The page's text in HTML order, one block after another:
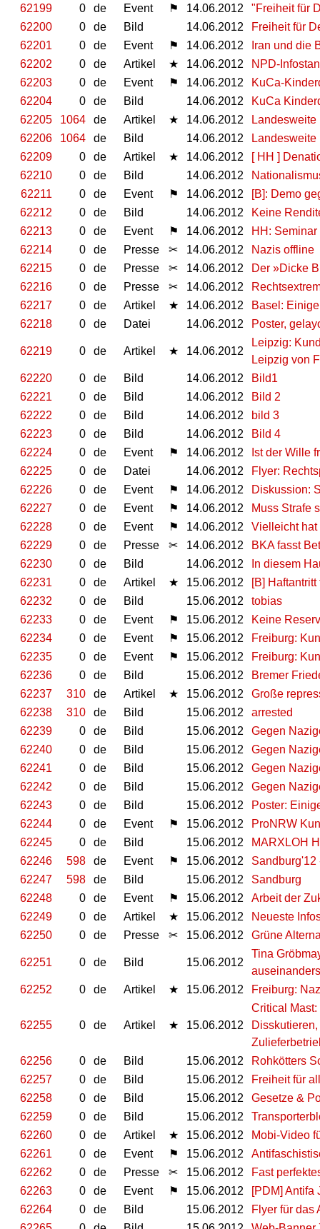
62199
0 de Event ⚑ 14.06.2012
"Freiheit für
62200
0 de Bild 14.06.2012
Freiheit für
62201
0 de Event ⚑ 14.06.2012
Iran und die
62202
0 de Artikel ★ 14.06.2012
NPD-
62203
0 de Event ⚑ 14.06.2012
KuCa-
62204
0 de Bild 14.06.2012
KuCa
62205
1064 de Artikel ★ 14.06.2012
62206
1064 de Bild 14.06.2012
62209
0 de Artikel ★ 14.06.2012
[ HH ]
62210
0 de Bild 14.06.2012
62211
0 de Event ⚑ 14.06.2012
[B]: Demo
62212
0 de Bild 14.06.2012
Keine
62213
0 de Event ⚑ 14.06.2012
HH:
62214
0 de Presse ✂ 14.06.2012
Nazis offline
62215
0 de Presse ✂ 14.06.2012
Der »Dicke
62216
0 de Presse ✂ 14.06.2012
62217
0 de Artikel ★ 14.06.2012
Basel:
62218
0 de Datei 14.06.2012 Poster,
62219 0 de Artikel ★ 14.06.2012
Leipzig:
Leipzig von
62220
0 de Bild 14.06.2012
Bild1
62221
0 de Bild 14.06.2012
Bild 2
62222
0 de Bild 14.06.2012
bild 3
62223
0 de Bild 14.06.2012
Bild 4
62224
0 de Event ⚑ 14.06.2012
Ist der Wille
62225
0 de Datei 14.06.2012
Flyer:
62226
0 de Event ⚑ 14.06.2012
Diskussion:
62227
0 de Event ⚑ 14.06.2012
Muss Strafe
62228
0 de Event ⚑ 14.06.2012
Vielleicht hat
62229
0 de Presse ✂ 14.06.2012
BKA fasst
62230
0 de Bild 14.06.2012
In diesem
62231
0 de Artikel ★ 15.06.2012
[B] Haftantritt
62232
0 de Bild 15.06.2012
tobias
62233
0 de Event ⚑ 15.06.2012
Keine
62234
0 de Event ⚑ 15.06.2012
Freiburg:
62235
0 de Event ⚑ 15.06.2012
Freiburg:
62236
0 de Bild 15.06.2012
Bremer
62237
310 de Artikel ★ 15.06.2012
Große
62238
310 de Bild 15.06.2012
arrested
62239
0 de Bild 15.06.2012
Gegen
62240
0 de Bild 15.06.2012
Gegen
62241
0 de Bild 15.06.2012
Gegen
62242
0 de Bild 15.06.2012
Gegen
62243
0 de Bild 15.06.2012
Poster:
62244
0 de Event ⚑ 15.06.2012
ProNRW
62245
0 de Bild 15.06.2012
MARXLOH
62246
598 de Event ⚑ 15.06.2012
Sandburg'12
62247
598 de Bild 15.06.2012
Sandburg
62248
0 de Event ⚑ 15.06.2012
Arbeit der
62249
0 de Artikel ★ 15.06.2012
Neueste
62250
0 de Presse ✂ 15.06.2012 Grüne
62251 0 de Bild 15.06.2012
Tina
62252
0 de Artikel ★ 15.06.2012 Freiburg:
62255 0 de Artikel ★ 15.06.2012
Critical
62256
0 de Bild 15.06.2012
Rohkötters
62257
0 de Bild 15.06.2012
Freiheit für
62258
0 de Bild 15.06.2012
Gesetze &
62259
0 de Bild 15.06.2012
62260
0 de Artikel ★ 15.06.2012
Mobi-Video
62261
0 de Event ⚑ 15.06.2012
62262
0 de Presse ✂ 15.06.2012
Fast
62263
0 de Event ⚑ 15.06.2012
[PDM] Antifa
62264
0 de Bild 15.06.2012
Flyer für das